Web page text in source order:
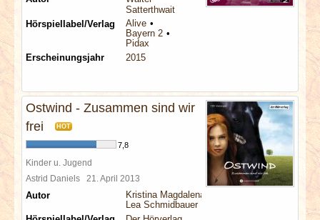
LINKS
ARCHIV
Satterthwait
Hörspiellabel/Verlag
Alive
Bayern 2
Pidax
Erscheinungsjahr
2015
Ostwind - Zusammen sind wir
frei
HOT
7,8
Kinder u. Jugend
Astrid Daniels 21. April 2013
Autor
Kristina Magdalena Henn
Lea Schmidbauer